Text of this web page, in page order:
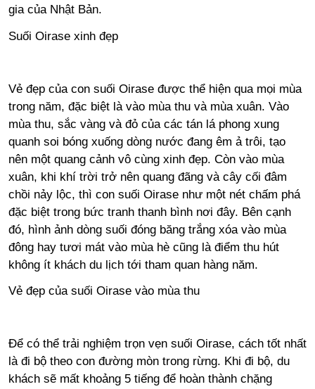
gia của Nhật Bản.
Suối Oirase xinh đẹp
Vẻ đẹp của con suối Oirase được thể hiện qua mọi mùa
trong năm, đặc biệt là vào mùa thu và mùa xuân. Vào
mùa thu, sắc vàng và đỏ của các tán lá phong xung
quanh soi bóng xuống dòng nước đang êm ả trôi, tạo
nên một quang cảnh vô cùng xinh đẹp. Còn vào mùa
xuân, khi khí trời trở nên quang đãng và cây cối đâm
chồi nảy lộc, thì con suối Oirase như một nét chấm phá
đặc biệt trong bức tranh thanh bình nơi đây. Bên cạnh
đó, hình ảnh dòng suối đóng băng trắng xóa vào mùa
đông hay tươi mát vào mùa hè cũng là điểm thu hút
không ít khách du lịch tới tham quan hàng năm.
Vẻ đẹp của suối Oirase vào mùa thu
Để có thể trải nghiệm trọn vẹn suối Oirase, cách tốt nhất
là đi bộ theo con đường mòn trong rừng. Khi đi bộ, du
khách sẽ mất khoảng 5 tiếng để hoàn thành chặng